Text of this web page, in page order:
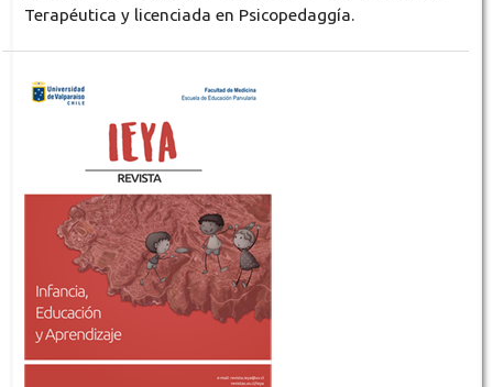
Terapéutica y licenciada en Psicopedaggía.